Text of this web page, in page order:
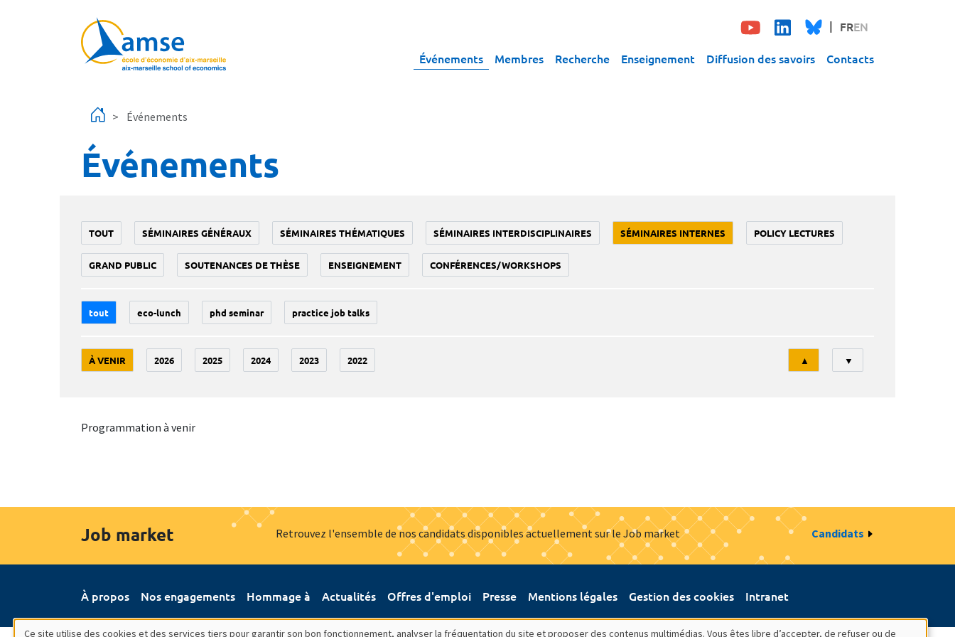
FREN
Événements Membres Recherche Enseignement Diffusion des savoirs Contacts
Événements
Événements
TOUT SÉMINAIRES GÉNÉRAUX SÉMINAIRES THÉMATIQUES SÉMINAIRES INTERDISCIPLINAIRES SÉMINAIRES INTERNES POLICY LECTURES
GRAND PUBLIC SOUTENANCES DE THÈSE ENSEIGNEMENT CONFÉRENCES/WORKSHOPS
tout eco-lunch phd seminar practice job talks
À VENIR 2026 2025 2024 2023 2022
Tri
▲ ▼
Programmation à venir
Job market Retrouvez l'ensemble de nos candidats disponibles actuellement sur le Job market Candidats
À propos Nos engagements Hommage à Actualités Offres d'emploi Presse Mentions légales Gestion des cookies Intranet
Ce site utilise des cookies et des services tiers pour garantir son bon fonctionnement, analyser la fréquentation du site et proposer des contenus multimédias. Vous êtes libre d’accepter, de refuser ou de